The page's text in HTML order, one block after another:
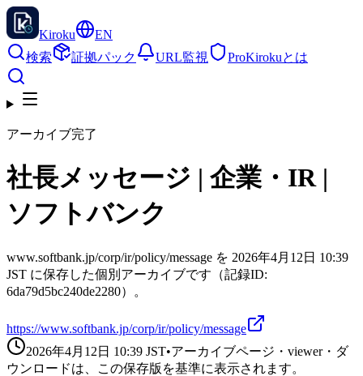
Kiroku
EN
検索
証拠パック URL監視 ProKirokuとは
アーカイブ完了
社長メッセージ | 企業・IR |
ソフトバンク
www.softbank.jp/corp/ir/policy/message を 2026年4月12日 10:39
JST に保存した個別アーカイブです（記録ID:
6da79d5bc240de2280）。
https://www.softbank.jp/corp/ir/policy/message
2026年4月12日 10:39 JST•アーカイブページ・viewer・ダ
ウンロードは、この保存版を基準に表示されます。